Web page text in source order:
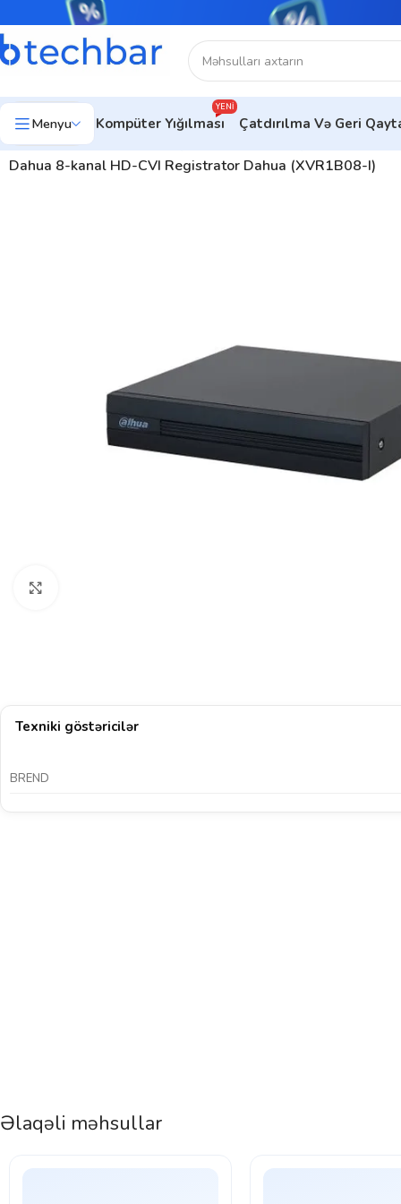
Menyu Kompüter Yığılması
YENI
Çatdırılma Və Geri
Ev Təhlükəsizlik sistemləri
Dahua 8-kanal HD-CVI Registrator Dahua (XVR1B08-I)
Texniki göstəricilər
BREND
Əlaqəli məhsullar